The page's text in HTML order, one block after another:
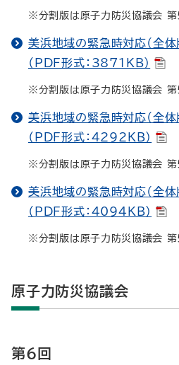
※分割版は原子力防災協議会 第
美浜地域の緊急時対応（全体
（PDF形式：3871KB）
※分割版は原子力防災協議会 第
美浜地域の緊急時対応（全体
（PDF形式：4292KB）
※分割版は原子力防災協議会 第
美浜地域の緊急時対応（全体
（PDF形式：4094KB）
※分割版は原子力防災協議会 第
原子力防災協議会
第６回